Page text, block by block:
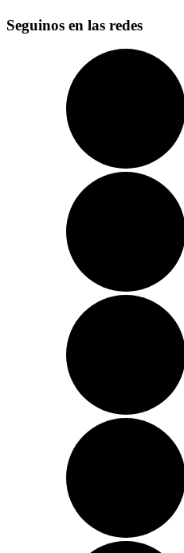
Seguinos en las redes